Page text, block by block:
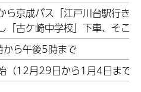
ら京成バス「江戸川台駅行き
「古ケ崎中学校」下車、そこ
ら午後5時まで
（12月29日から1月4日まで）